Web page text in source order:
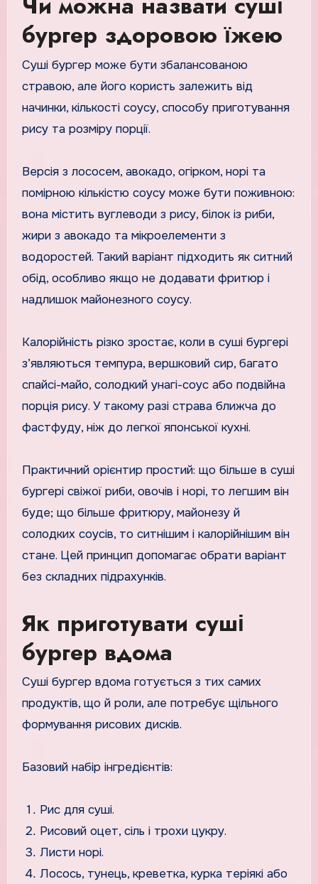
бургер здоровою їжею
Суші бургер може бути збалансованою
стравою, але його користь залежить від
начинки, кількості соусу, способу приготування
рису та розміру порції.
Версія з лососем, авокадо, огірком, норі та
помірною кількістю соусу може бути поживною:
вона містить вуглеводи з рису, білок із риби,
жири з авокадо та мікроелементи з
водоростей. Такий варіант підходить як ситний
обід, особливо якщо не додавати фритюр і
надлишок майонезного соусу.
Калорійність різко зростає, коли в суші бургері
з’являються темпура, вершковий сир, багато
спайсі-майо, солодкий унагі-соус або подвійна
порція рису. У такому разі страва ближча до
фастфуду, ніж до легкої японської кухні.
Практичний орієнтир простий: що більше в суші
бургері свіжої риби, овочів і норі, то легшим він
буде; що більше фритюру, майонезу й
солодких соусів, то ситнішим і калорійнішим він
стане. Цей принцип допомагає обрати варіант
без складних підрахунків.
Як приготувати суші
бургер вдома
Суші бургер вдома готується з тих самих
продуктів, що й роли, але потребує щільного
формування рисових дисків.
Базовий набір інгредієнтів:
Рис для суші.
Рисовий оцет, сіль і трохи цукру.
Листи норі.
Лосось, тунець, креветка, курка теріякі або